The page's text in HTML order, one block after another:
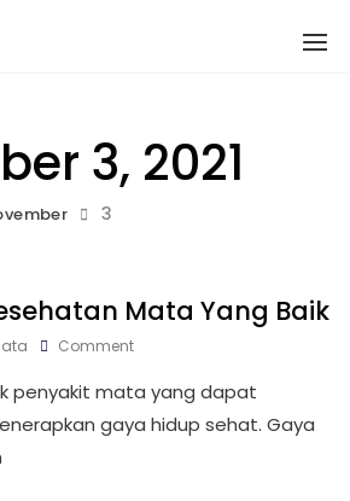
3, 2021
3
Mata Yang Baik
CommentOn
Panduan
Kesehatan
Mata
penyakit mata yang dapat
gaya hidup sehat. Gaya